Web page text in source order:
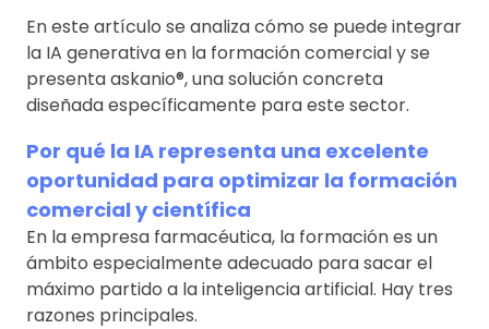
En este artículo se analiza cómo se puede integrar
la IA generativa en la formación comercial y se
presenta askanio®, una solución concreta
diseñada específicamente para este sector.
Por qué la IA representa una excelente
oportunidad para optimizar la formación
comercial y científica
En la empresa farmacéutica, la formación es un
ámbito especialmente adecuado para sacar el
máximo partido a la inteligencia artificial. Hay tres
razones principales.